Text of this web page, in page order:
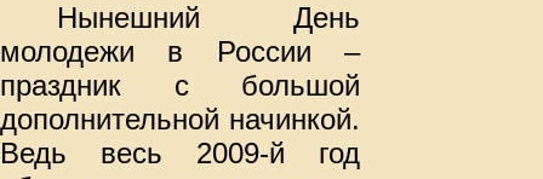
Нынешний День
молодежи в России –
праздник с большой
дополнительной начинкой.
Ведь весь 2009-й год